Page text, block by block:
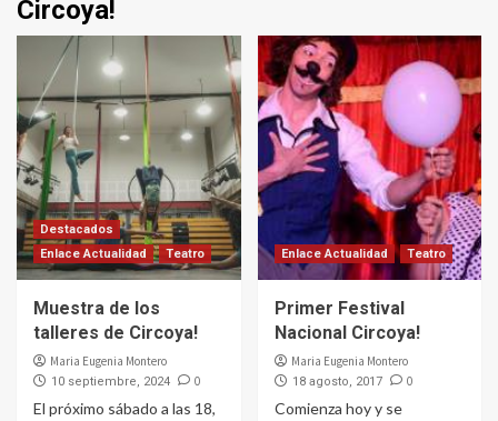
Circoya!
Destacados
Enlace Actualidad
Teatro
Muestra de los
talleres de Circoya!
Maria Eugenia Montero
10 septiembre, 2024 0
El próximo sábado a las 18,
Enlace Actualidad Teatro
Primer Festival
Nacional Circoya!
Maria Eugenia Montero
18 agosto, 2017 0
Comienza hoy y se